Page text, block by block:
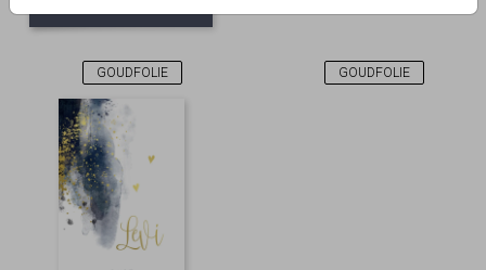
GOUDFOLIE GOUDFOLIE